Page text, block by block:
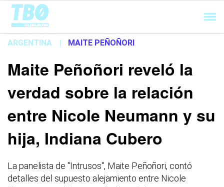
Cargando...
ARGENTINA | MAITE PEÑOÑORI
Maite Peñoñori reveló la
verdad sobre la relación
entre Nicole Neumann y su
hija, Indiana Cubero
La panelista de "Intrusos", Maite Peñoñori, contó
detalles del supuesto alejamiento entre Nicole